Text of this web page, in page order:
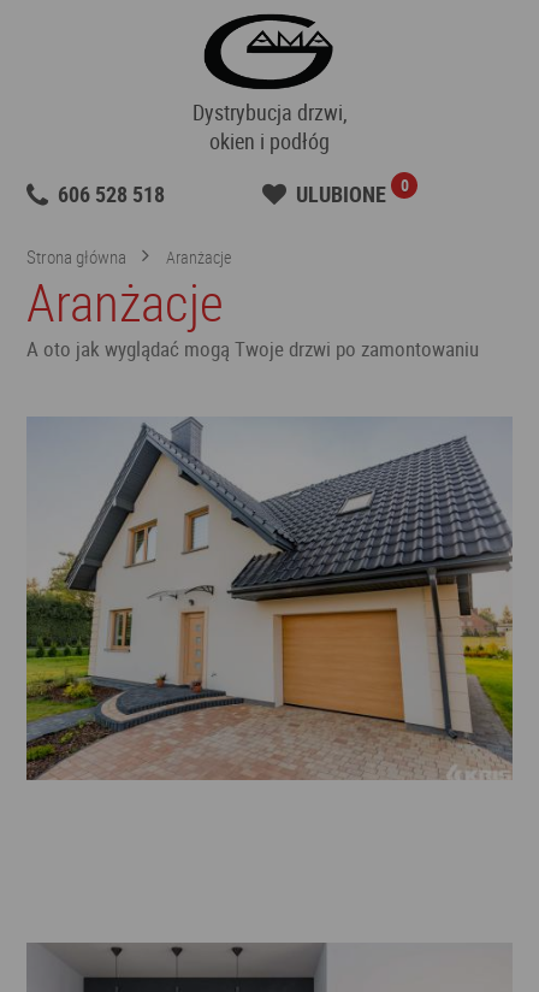
Dystrybucja drzwi,
okien i podłóg
606 528 518
ULUBIONE 0
Strona główna Aranżacje
Aranżacje
A oto jak wyglądać mogą Twoje drzwi po zamontowaniu